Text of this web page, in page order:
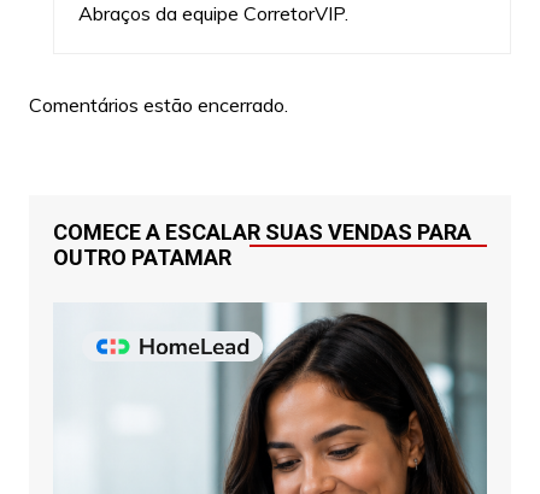
Abraços da equipe CorretorVIP.
Comentários estão encerrado.
COMECE A ESCALAR SUAS VENDAS PARA
OUTRO PATAMAR